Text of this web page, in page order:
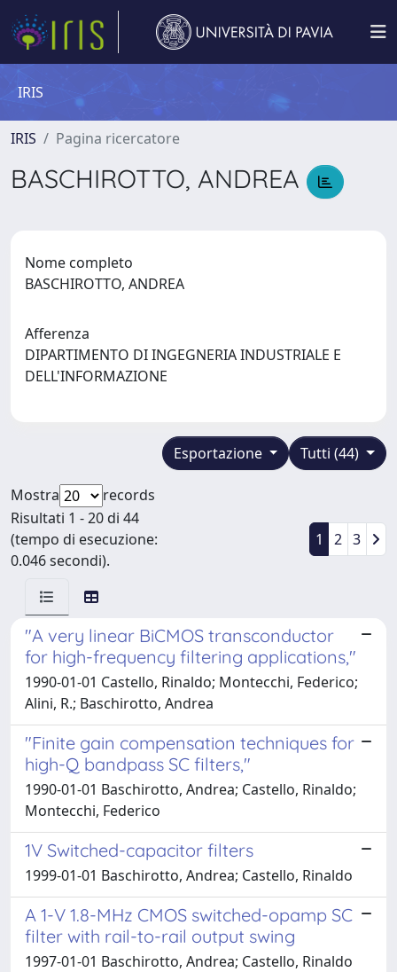
IRIS
IRIS Pagina ricercatore
BASCHIROTTO, ANDREA
Nome completo
BASCHIROTTO, ANDREA
Afferenza
DIPARTIMENTO DI INGEGNERIA INDUSTRIALE E
DELL'INFORMAZIONE
Tutti (44)
Esportazione
Mostra
records
Risultati 1 - 20 di 44
(tempo di esecuzione:
0.046 secondi).
1 2 3
"A very linear BiCMOS transconductor
for high-frequency filtering applications,"
1990-01-01 Castello, Rinaldo; Montecchi, Federico;
Alini, R.; Baschirotto, Andrea
"Finite gain compensation techniques for
high-Q bandpass SC filters,"
1990-01-01 Baschirotto, Andrea; Castello, Rinaldo;
Montecchi, Federico
1V Switched-capacitor filters
1999-01-01 Baschirotto, Andrea; Castello, Rinaldo
A 1-V 1.8-MHz CMOS switched-opamp SC
filter with rail-to-rail output swing
1997-01-01 Baschirotto, Andrea; Castello, Rinaldo